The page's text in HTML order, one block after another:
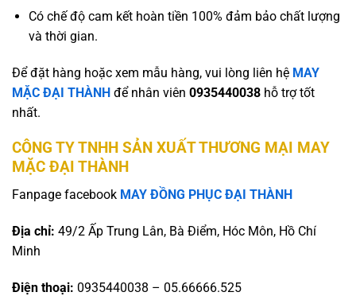
Có chế độ cam kết hoàn tiền 100% đảm bảo chất lượng
và thời gian.
Để đặt hàng hoặc xem mẫu hàng, vui lòng liên hệ MAY
MẶC ĐẠI THÀNH để nhân viên 0935440038 hỗ trợ tốt
nhất.
CÔNG TY TNHH SẢN XUẤT THƯƠNG MẠI MAY
MẶC ĐẠI THÀNH
Fanpage facebook MAY ĐỒNG PHỤC ĐẠI THÀNH
Địa chỉ: 49/2 Ấp Trung Lân, Bà Điểm, Hóc Môn, Hồ Chí
Minh
Điện thoại: 0935440038 – 05.66666.525